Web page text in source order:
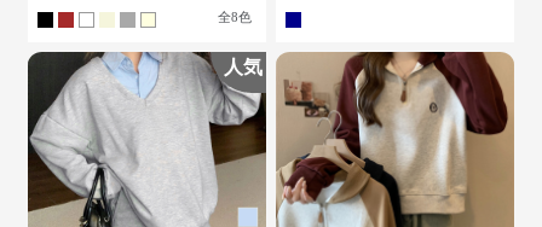
全8色
人気